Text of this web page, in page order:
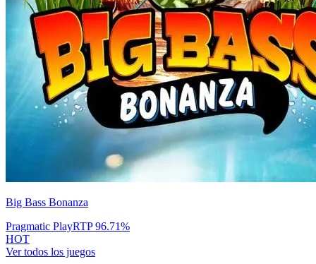
Big Bass Bonanza
Pragmatic PlayRTP96.71%
HOT
Ver todos los juegos